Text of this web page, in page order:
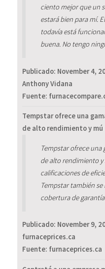
ciento mejor que un
estará bien para mí.
todavía está
buena. No tengo
Publicado: November 4,
Anthony Vidana
Fuente:
Tempstar ofrece una
de alto rendimiento y mú
Tempstar ofrece
de alto rendimiento
calificaciones de
Tempstar también
cobertura de
Publicado: November 9,
furnaceprices.ca
Fuente: furnaceprices.ca